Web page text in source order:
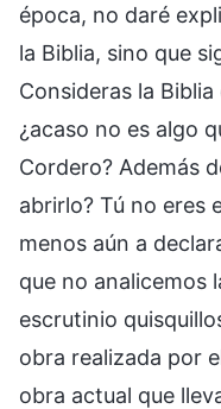
época, no daré
la Biblia, sino que
Consideras la
¿acaso no es algo
Cordero? Además
abrirlo? Tú no eres
menos aún a
que no analicemos
escrutinio
obra realizada por
obra actual que